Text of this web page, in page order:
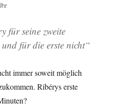
für seine zweite
für die erste nicht“
immer soweit möglich
Ribérys erste